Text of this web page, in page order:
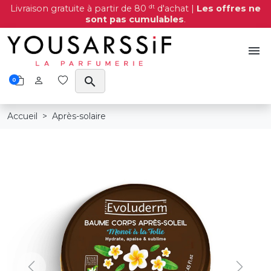
Livraison gratuite à partir de 80 dt d'achat | Les offres ne
sont pas cumulables.
menu
0 search
Accueil Après-solaire